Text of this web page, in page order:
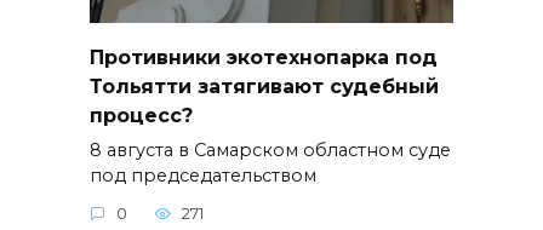
Противники экотехнопарка под
Тольятти затягивают судебный
процесс?
8 августа в Самарском областном суде
под председательством
0 271